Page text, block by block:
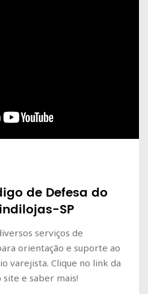
de Defesa do
SP
serviços de
orientação e suporte ao
varejista. Clique no link da
site e saber mais!